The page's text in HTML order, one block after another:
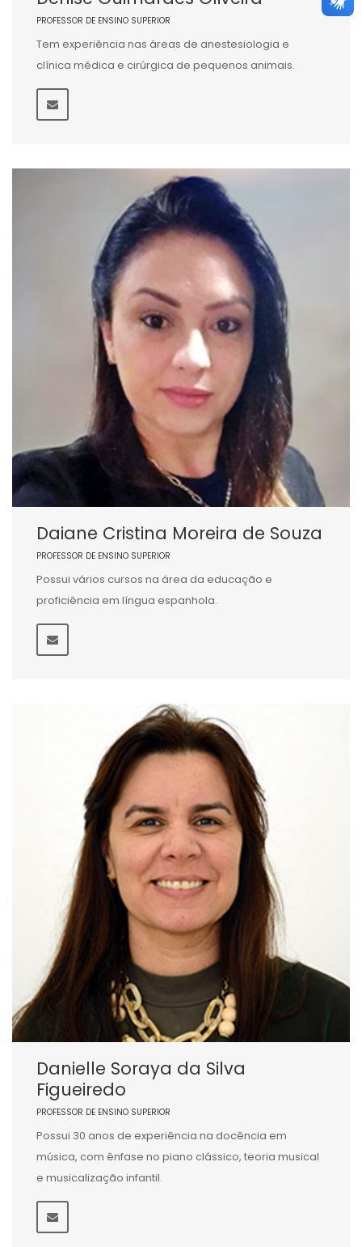
PROFESSOR DE ENSINO SUPERIOR
Tem experiência nas áreas de anestesiologia e
clínica médica e cirúrgica de pequenos animais.
Daiane Cristina Moreira de Souza
PROFESSOR DE ENSINO SUPERIOR
Possui vários cursos na área da educação e
proficiência em língua espanhola.
Danielle Soraya da Silva
Figueiredo
PROFESSOR DE ENSINO SUPERIOR
Possui 30 anos de experiência na docência em
música, com ênfase no piano clássico, teoria musical
e musicalização infantil.